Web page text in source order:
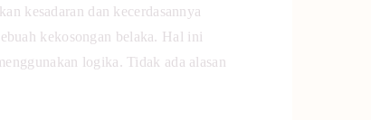
kesadaran dan kecerdasannya
kekosongan belaka. Hal ini
logika. Tidak ada alasan